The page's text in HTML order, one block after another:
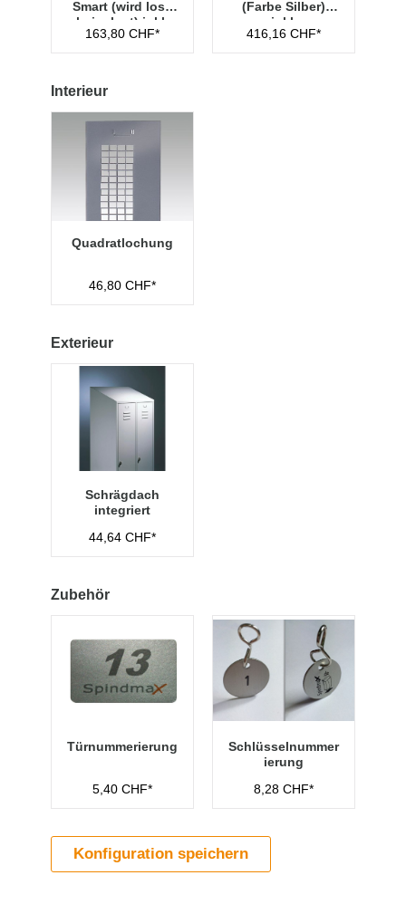
Smart (wird lose
beigelegt) inkl.
Managementschl
üssel
163,80 CHF*
(Farbe Silber)
inkl.
Hauptschlüssel
Typ 1
416,16 CHF*
Interieur
Quadratlochung
46,80 CHF*
Exterieur
Schrägdach
integriert
44,64 CHF*
Zubehör
Türnummerierung
5,40 CHF*
Schlüsselnummer
ierung
8,28 CHF*
Konfiguration speichern